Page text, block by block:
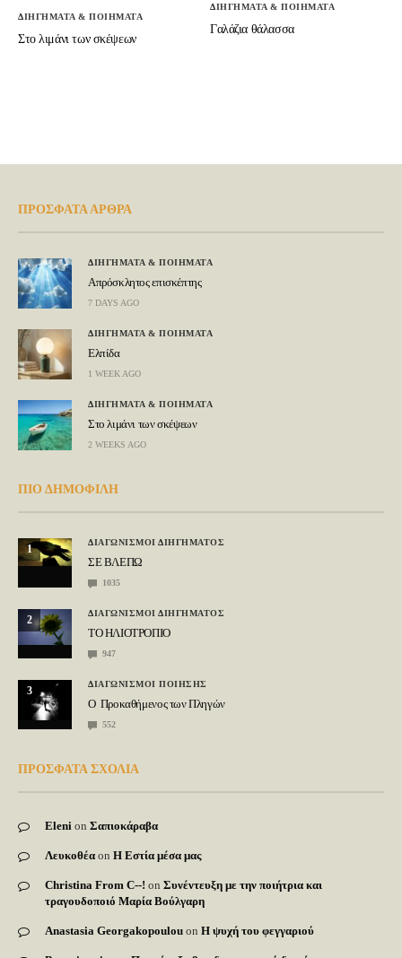
ΔΙΗΓΗΜΑΤΑ & ΠΟΙΗΜΑΤΑ
Στο λιμάνι των σκέψεων
ΔΙΗΓΗΜΑΤΑ & ΠΟΙΗΜΑΤΑ
Γαλάζια θάλασσα
ΠΡΟΣΦΑΤΑ ΑΡΘΡΑ
ΔΙΗΓΗΜΑΤΑ & ΠΟΙΗΜΑΤΑ
Απρόσκλητος επισκέπτης
7 DAYS AGO
ΔΙΗΓΗΜΑΤΑ & ΠΟΙΗΜΑΤΑ
Ελπίδα
1 WEEK AGO
ΔΙΗΓΗΜΑΤΑ & ΠΟΙΗΜΑΤΑ
Στο λιμάνι των σκέψεων
2 WEEKS AGO
ΠΙΟ ΔΗΜΟΦΙΛΗ
1
ΔΙΑΓΩΝΙΣΜΟΙ ΔΙΗΓΗΜΑΤΟΣ
ΣΕ ΒΛΕΠΩ
1035
2
ΔΙΑΓΩΝΙΣΜΟΙ ΔΙΗΓΗΜΑΤΟΣ
ΤΟ ΗΛΙΟΤΡΟΠΙΟ
947
3
ΔΙΑΓΩΝΙΣΜΟΙ ΠΟΙΗΣΗΣ
Ο Προκαθήμενος των Πληγών
552
ΠΡΟΣΦΑΤΑ ΣΧΟΛΙΑ
Eleni on Σαπιοκάραβα
Λευκοθέα on Η Εστία μέσα μας
Christina From C--! on Συνέντευξη με την ποιήτρια και
τραγουδοποιό Μαρία Βούλγαρη
Anastasia Georgakopoulou on Η ψυχή του φεγγαριού